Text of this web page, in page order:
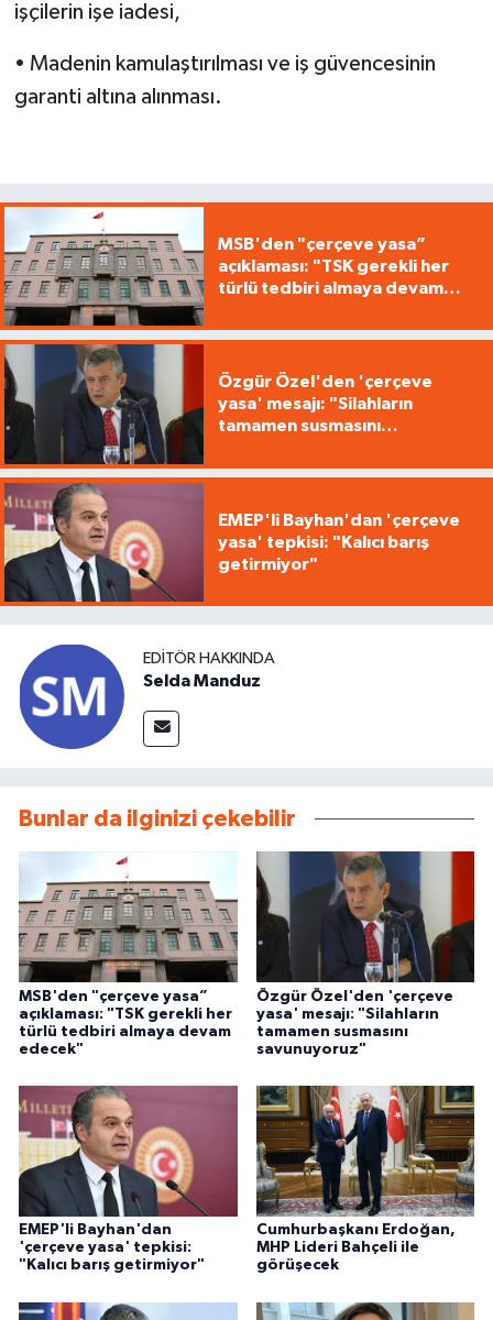
işçilerin işe iadesi,
• Madenin kamulaştırılması ve iş güvencesinin
garanti altına alınması.
MSB'den "çerçeve yasa”
açıklaması: "TSK gerekli her
türlü tedbiri almaya devam
Özgür Özel'den 'çerçeve
yasa' mesajı: "Silahların
tamamen susmasını
EMEP'li Bayhan'dan 'çerçeve
yasa' tepkisi: "Kalıcı barış
getirmiyor"
EDITÖR HAKKINDA
Selda Manduz
Bunlar da ilginizi çekebilir
MSB'den "çerçeve yasa”
açıklaması: "TSK gerekli her
türlü tedbiri almaya devam
edecek"
Özgür Özel'den 'çerçeve
yasa' mesajı: "Silahların
tamamen susmasını
savunuyoruz"
EMEP'li Bayhan'dan
'çerçeve yasa' tepkisi:
"Kalıcı barış getirmiyor"
Cumhurbaşkanı Erdoğan,
MHP Lideri Bahçeli ile
görüşecek